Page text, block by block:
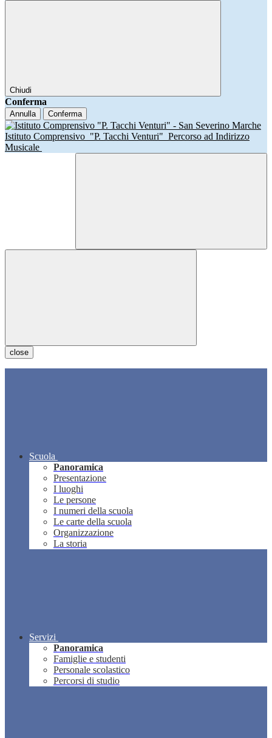
Chiudi
Conferma
Annulla Conferma
Istituto Comprensivo "P. Tacchi Venturi" Percorso ad Indirizzo
Musicale
close
Scuola
Panoramica
Presentazione
I luoghi
Le persone
I numeri della scuola
Le carte della scuola
Organizzazione
La storia
Servizi
Panoramica
Famiglie e studenti
Personale scolastico
Percorsi di studio